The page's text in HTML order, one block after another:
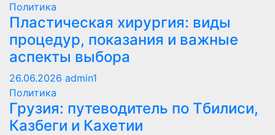
Политика
Пластическая хирургия: виды
процедур, показания и важные
аспекты выбора
26.06.2026 admin1
Политика
Грузия: путеводитель по Тбилиси,
Казбеги и Кахетии